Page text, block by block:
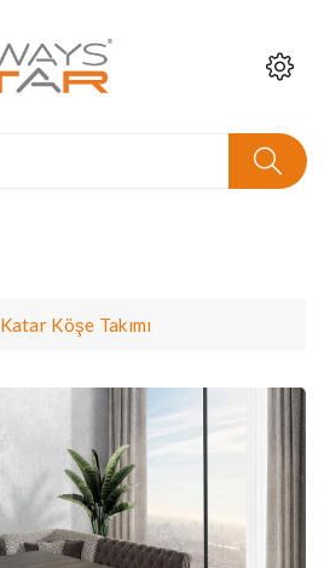
Katar Köşe Takımı